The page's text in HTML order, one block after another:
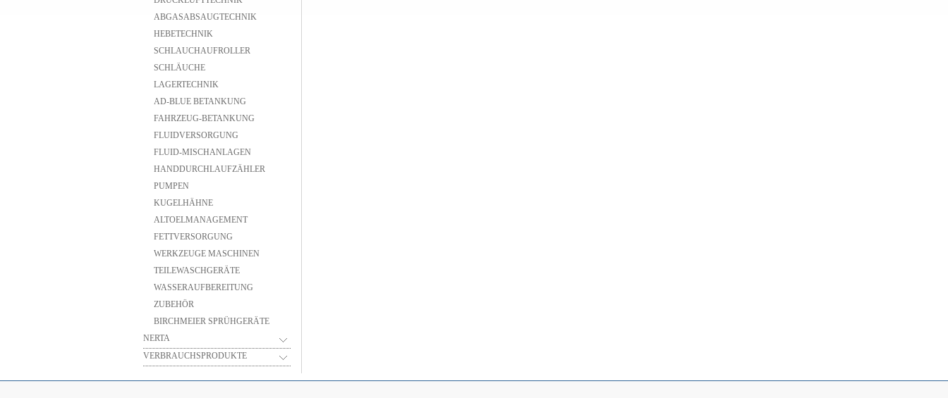
ABGASABSAUGTECHNIK
HEBETECHNIK
SCHLAUCHAUFROLLER
SCHLÄUCHE
LAGERTECHNIK
AD-BLUE BETANKUNG
FAHRZEUG-BETANKUNG
FLUIDVERSORGUNG
FLUID-MISCHANLAGEN
HANDDURCHLAUFZÄHLER
PUMPEN
KUGELHÄHNE
ALTOELMANAGEMENT
FETTVERSORGUNG
WERKZEUGE MASCHINEN
TEILEWASCHGERÄTE
WASSERAUFBEREITUNG
ZUBEHÖR
BIRCHMEIER SPRÜHGERÄTE
NERTA
VERBRAUCHSPRODUKTE